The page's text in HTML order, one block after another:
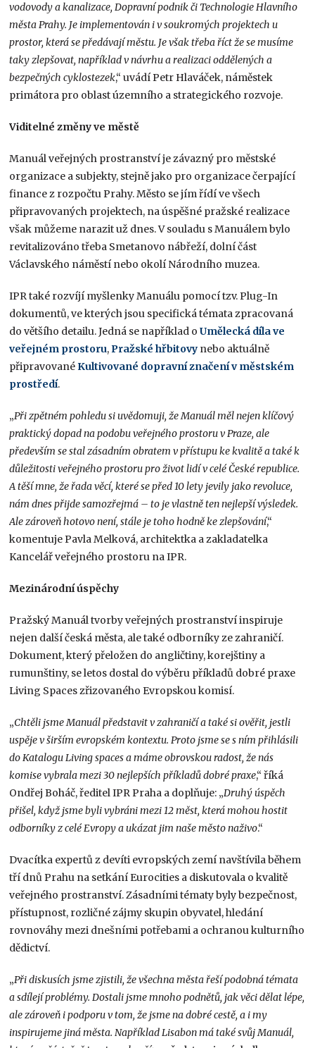
vodovody a kanalizace, Dopravní podnik či Technologie Hlavního
města Prahy. Je implementován i v soukromých projektech u
prostor, která se předávají městu. Je však třeba říct že se musíme
taky zlepšovat, například v návrhu a realizaci oddělených a
bezpečných cyklostezek,“ uvádí Petr Hlaváček, náměstek
primátora pro oblast územního a strategického rozvoje.
Viditelné změny ve městě
Manuál veřejných prostranství je závazný pro městské
organizace a subjekty, stejně jako pro organizace čerpající
finance z rozpočtu Prahy. Město se jím řídí ve všech
připravovaných projektech, na úspěšné pražské realizace
však můžeme narazit už dnes. V souladu s Manuálem bylo
revitalizováno třeba Smetanovo nábřeží, dolní část
Václavského náměstí nebo okolí Národního muzea.
IPR také rozvíjí myšlenky Manuálu pomocí tzv. Plug-In
dokumentů, ve kterých jsou specifická témata zpracovaná
do většího detailu. Jedná se například oUmělecká díla ve
veřejném prostoru,Pražské hřbitovy nebo aktuálně
připravovanéKultivované dopravní značení v městském
prostředí.
„Při zpětném pohledu si uvědomuji, že Manuál měl nejen klíčový
praktický dopad na podobu veřejného prostoru v Praze, ale
především se stal zásadním obratem v přístupu ke kvalitě a také k
důležitosti veřejného prostoru pro život lidí v celé České republice.
A těší mne, že řada věcí, které se před 10 lety jevily jako revoluce,
nám dnes přijde samozřejmá – to je vlastně ten nejlepší výsledek.
Ale zároveň hotovo není, stále je toho hodně ke zlepšování,“
komentuje Pavla Melková, architektka a zakladatelka
Kancelář veřejného prostoru na IPR.
Mezinárodní úspěchy
Pražský Manuál tvorby veřejných prostranství inspiruje
nejen další česká města, ale také odborníky ze zahraničí.
Dokument, který přeložen do angličtiny, korejštiny a
rumunštiny, se letos dostal do výběru příkladů dobré praxe
Living Spaces zřizovaného Evropskou komisí.
„Chtěli jsme Manuál představit v zahraničí a také si ověřit, jestli
uspěje v širším evropském kontextu. Proto jsme se s ním přihlásili
do Katalogu Living spaces a máme obrovskou radost, že nás
komise vybrala mezi 30 nejlepších příkladů dobré praxe,“ říká
Ondřej Boháč, ředitel IPR Praha a doplňuje: „Druhý úspěch
přišel, když jsme byli vybráni mezi 12 měst, která mohou hostit
odborníky z celé Evropy a ukázat jim naše město naživo.“
Dvacítka expertů z devíti evropských zemí navštívila během
tří dnů Prahu na setkání Eurocities a diskutovala o kvalitě
veřejného prostranství. Zásadními tématy byly bezpečnost,
přístupnost, rozličné zájmy skupin obyvatel, hledání
rovnováhy mezi dnešními potřebami a ochranou kulturního
dědictví.
„Při diskusích jsme zjistili, že všechna města řeší podobná témata
a sdílejí problémy. Dostali jsme mnoho podnětů, jak věci dělat lépe,
ale zároveň i podporu v tom, že jsme na dobré cestě, a i my
inspirujeme jiná města. Například Lisabon má také svůj Manuál,